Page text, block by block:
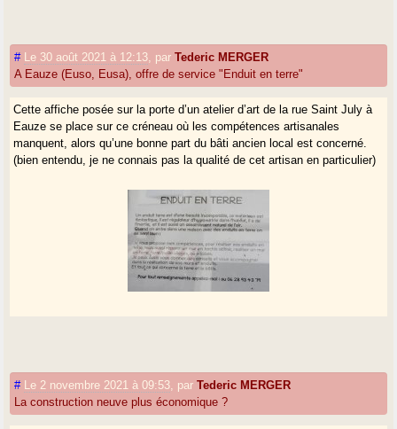
# Le 30 août 2021 à 12:13 parTederic MERGER
A Eauze (Euso, Eusa), offre de service "Enduit en terre"
Cette affiche posée sur la porte d’un atelier d’art de la rue Saint July à
Eauze se place sur ce créneau où les compétences artisanales
manquent, alors qu’une bonne part du bâti ancien local est concerné.
(bien entendu, je ne connais pas la qualité de cet artisan en particulier)
# Le 2 novembre 2021 à 09:53 parTederic MERGER
La construction neuve plus économique ?